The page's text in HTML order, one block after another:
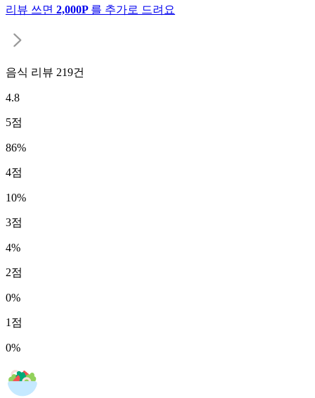
리뷰 쓰면 2,000P 를 추가로 드려요
음식 리뷰 219건
4.8
5점
86%
4점
10%
3점
4%
2점
0%
1 점
0%